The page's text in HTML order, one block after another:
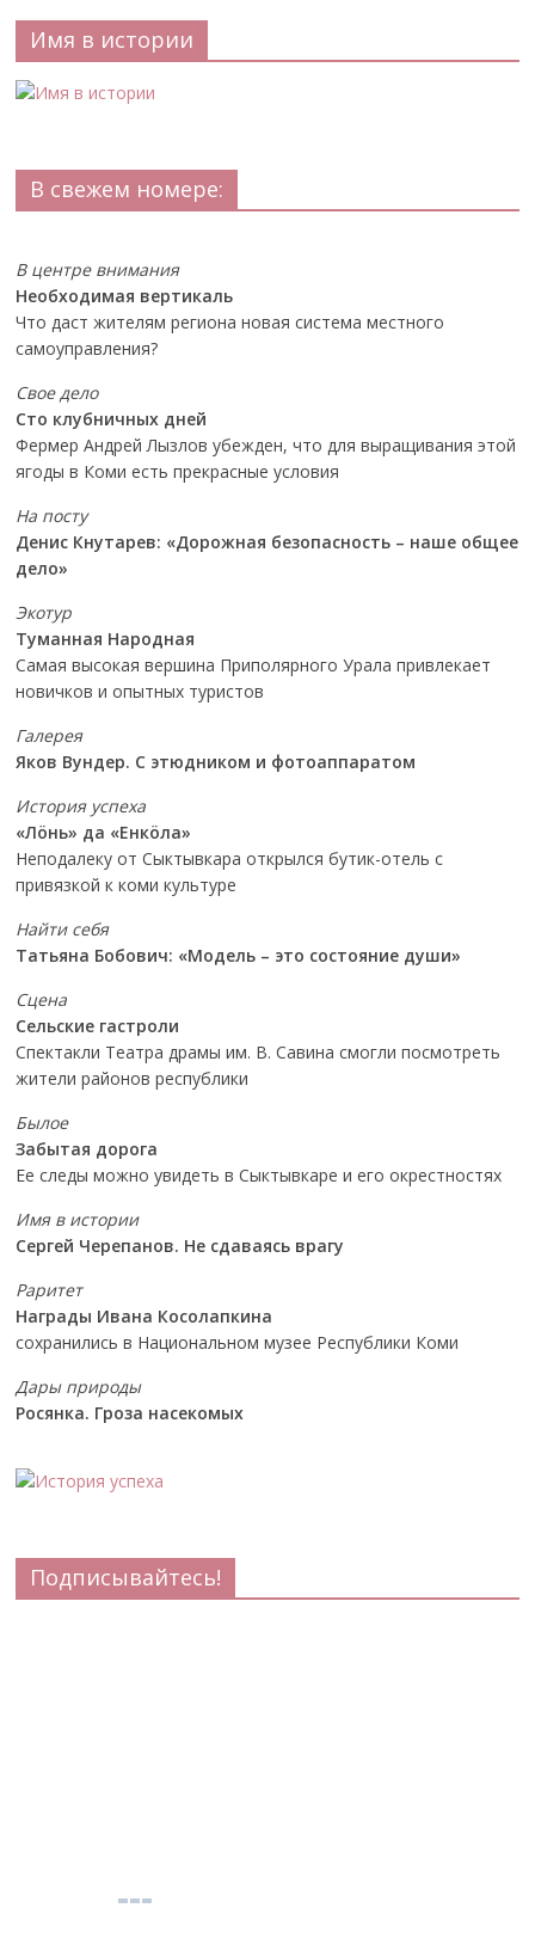
Имя в истории
В свежем номере:
В центре внимания
Необходимая вертикаль
Что даст жителям региона новая система местного
самоуправления?
Свое дело
Сто клубничных дней
Фермер Андрей Лызлов убежден, что для выращивания этой
ягоды в Коми есть прекрасные условия
На посту
Денис Кнутарев: «Дорожная безопасность – наше общее
дело»
Экотур
Туманная Народная
Самая высокая вершина Приполярного Урала привлекает
новичков и опытных туристов
Галерея
Яков Вундер. С этюдником и фотоаппаратом
История успеха
«Лöнь» да «Енкöла»
Неподалеку от Сыктывкара открылся бутик-отель с
привязкой к коми культуре
Найти себя
Татьяна Бобович: «Модель – это состояние души»
Сцена
Сельские гастроли
Спектакли Театра драмы им. В. Савина смогли посмотреть
жители районов республики
Былое
Забытая дорога
Ее следы можно увидеть в Сыктывкаре и его окрестностях
Имя в истории
Сергей Черепанов. Не сдаваясь врагу
Раритет
Награды Ивана Косолапкина
сохранились в Национальном музее Республики Коми
Дары природы
Росянка. Гроза насекомых
Подписывайтесь!